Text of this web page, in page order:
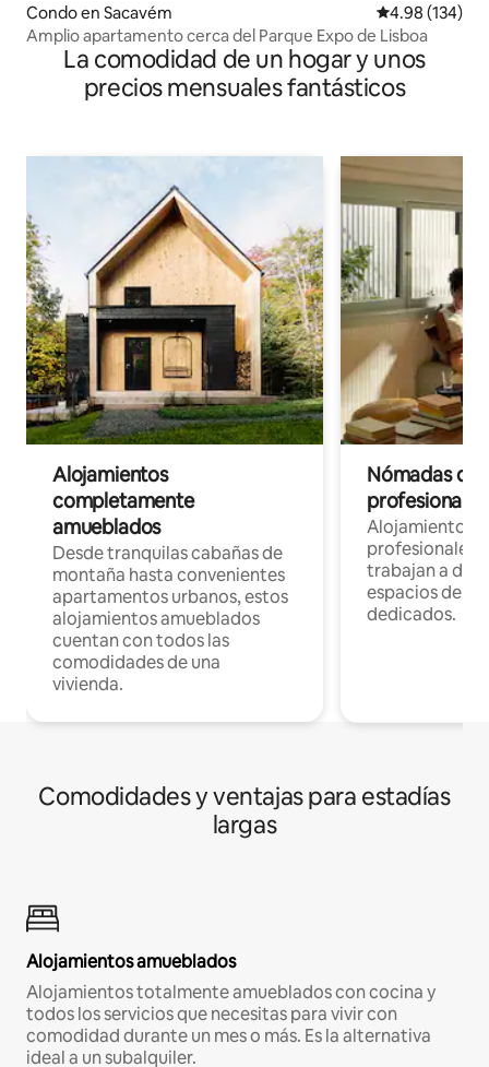
Condo en Sacavém Calificación
4.98 (134)
Amplio apartamento cerca del Parque Expo de Lisboa
La comodidad de un hogar y unos
precios mensuales fantásticos
Alojamientos
completamente
amueblados
Desde tranquilas cabañas de
montaña hasta convenientes
apartamentos urbanos, estos
alojamientos amueblados
cuentan con todos las
comodidades de una
vivienda.
Nómadas
Alojamientos
profesionales
trabajan a
espacios de
dedicados.
Comodidades y ventajas para estadías
largas
Alojamientos amueblados
Alojamientos totalmente amueblados con cocina y
todos los servicios que necesitas para vivir con
comodidad durante un mes o más. Es la alternativa
ideal a un subalquiler.